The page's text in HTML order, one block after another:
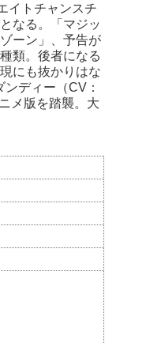
イトチャンスチ
なる。「マジッ
ーン」、予告が
類。後者になる
にも抜かりはな
ディー（CV：
メ版を踏襲。大